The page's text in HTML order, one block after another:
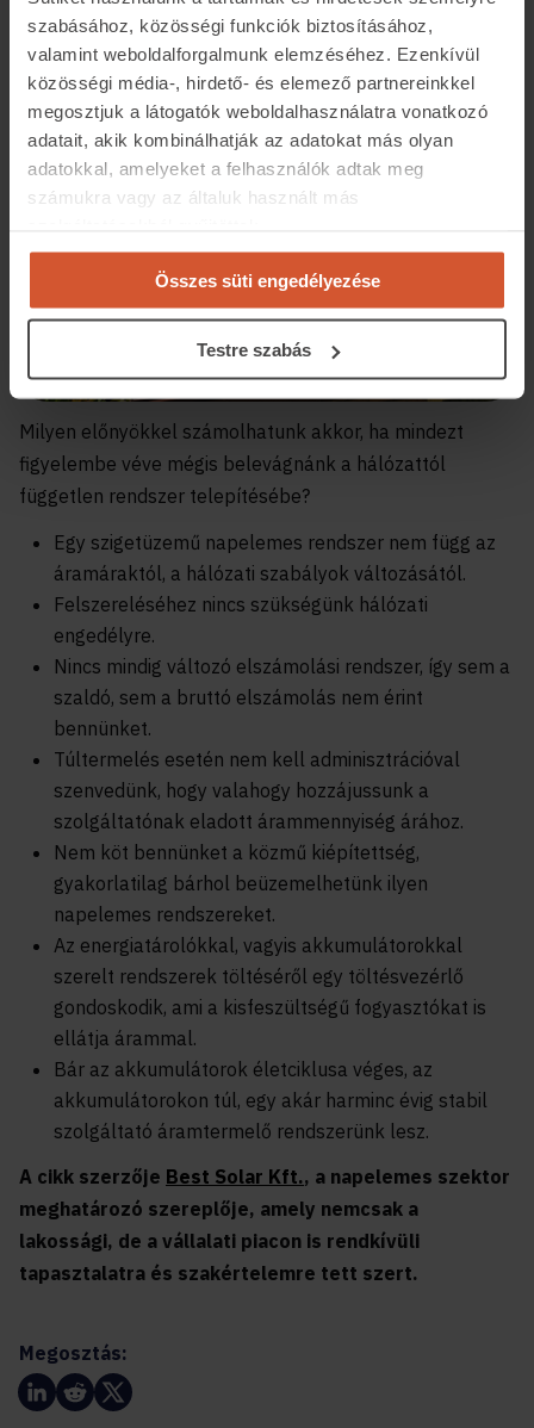
szabásához, közösségi funkciók biztosításához,
valamint weboldalforgalmunk elemzéséhez. Ezenkívül
közösségi média-, hirdető- és elemező partnereinkkel
megosztjuk a látogatók weboldalhasználatra vonatkozó
adatait, akik kombinálhatják az adatokat más olyan
adatokkal, amelyeket a felhasználók adtak meg
számukra vagy az általuk használt más
Összes süti engedélyezése
Testre szabás
napelemes rendszerünk nem teljes kapacitáson
dolgozik.
Milyen előnyökkel számolhatunk akkor, ha mindezt
figyelembe véve mégis belevágnánk a hálózattól
független rendszer telepítésébe?
Egy szigetüzemű napelemes rendszer nem függ az
áramáraktól, a hálózati szabályok változásától.
Felszereléséhez nincs szükségünk hálózati
engedélyre.
Nincs mindig változó elszámolási rendszer, így sem a
szaldó, sem a bruttó elszámolás nem érint
bennünket.
Túltermelés esetén nem kell adminisztrációval
szenvedünk, hogy valahogy hozzájussunk a
szolgáltatónak eladott árammennyiség árához.
Nem köt bennünket a közmű kiépítettség,
gyakorlatilag bárhol beüzemelhetünk ilyen
napelemes rendszereket.
Az energiatárolókkal, vagyis akkumulátorokkal
szerelt rendszerek töltéséről egy töltésvezérlő
gondoskodik, ami a kisfeszültségű fogyasztókat is
ellátja árammal.
Bár az akkumulátorok életciklusa véges, az
akkumulátorokon túl, egy akár harminc évig stabil
szolgáltató áramtermelő rendszerünk lesz.
A cikk szerzője Best Solar Kft., a napelemes szektor
meghatározó szereplője, amely nemcsak a
lakossági, de a vállalati piacon is rendkívüli
tapasztalatra és szakértelemre tett szert.
Megosztás: